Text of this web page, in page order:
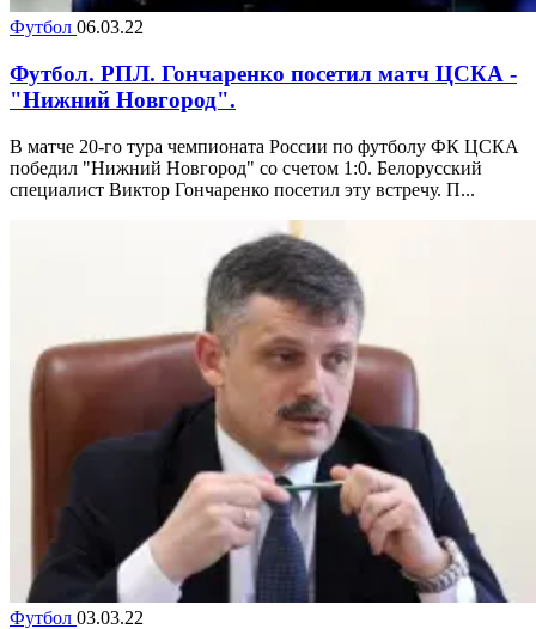
Футбол 06.03.22
Футбол. РПЛ. Гончаренко посетил матч ЦСКА -
"Нижний Новгород".
В матче 20-го тура чемпионата России по футболу ФК ЦСКА
победил "Нижний Новгород" со счетом 1:0. Белорусский
специалист Виктор Гончаренко посетил эту встречу. П...
Футбол 03.03.22